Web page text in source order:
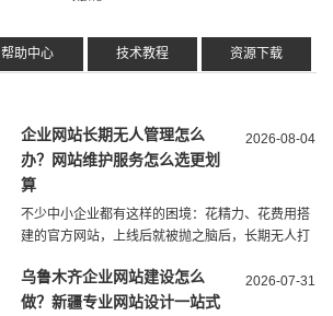
帮助中心 技术教程 资源下载
2026-08-04
企业网站长期无人管理怎么
办？网站维护服务怎么选更划
算
不少中小企业都有这样的困境：花精力、花费用搭
建的官方网站，上线后就被抛之脑后，长期无人打
站建好就一劳永逸，殊不知长期闲置、无人维护的
企业网站，正在......
2026-07-31
乌鲁木齐企业网站建设怎么
做？新疆专业网站设计一站式